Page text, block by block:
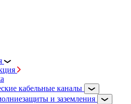
кабельные каналы
и заземления